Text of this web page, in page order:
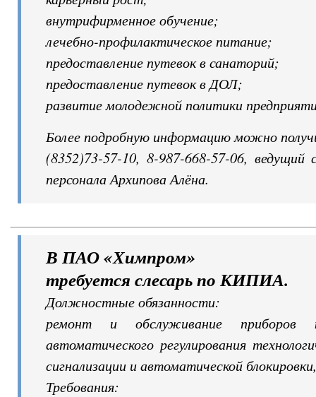
внутрифирменное обучение;
лечебно-профилактическое питание;
предоставление путевок в санаторий;
предоставление путевок в ДОЛ;
развитие молодежной политики
Более подробную информацию можно
(8352)73-57-10, 8-987-668-57-06, ведущий
персонала Архипова Алёна.
В ПАО «Химпром»
требуется слесарь по КИПИА.
Должностные обязанности:
ремонт и обслуживание приборов
автоматического регулирования
сигнализации и автоматической
Требования: